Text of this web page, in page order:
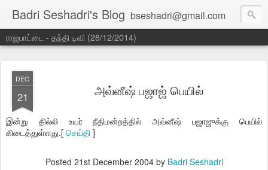
Badri Seshadri's Blog bseshadri@gmail.com
ராஜபாட்டை - தந்தி டிவி (28/12/2014)
DEC
21 அவ்னீஷ் பஜாஜ் பெயில்
இன்று தில்லி உயர் நீதிமன்றத்தில் அவ்னீஷ் பஜாஜுக்கு பெயில்
கிடைத்துள்ளது.[ செய்தி ]
Posted 21st December 2004by Badri Seshadri